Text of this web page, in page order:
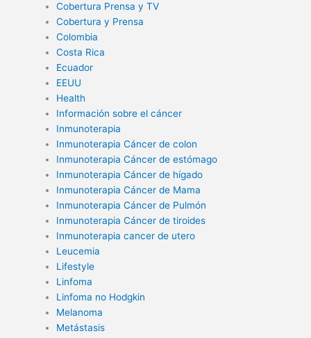
Cobertura Prensa y TV
Cobertura y Prensa
Colombia
Costa Rica
Ecuador
EEUU
Health
Información sobre el cáncer
Inmunoterapia
Inmunoterapia Cáncer de colon
Inmunoterapia Cáncer de estómago
Inmunoterapia Cáncer de hígado
Inmunoterapia Cáncer de Mama
Inmunoterapia Cáncer de Pulmón
Inmunoterapia Cáncer de tiroides
Inmunoterapia cancer de utero
Leucemia
Lifestyle
Linfoma
Linfoma no Hodgkin
Melanoma
Metástasis